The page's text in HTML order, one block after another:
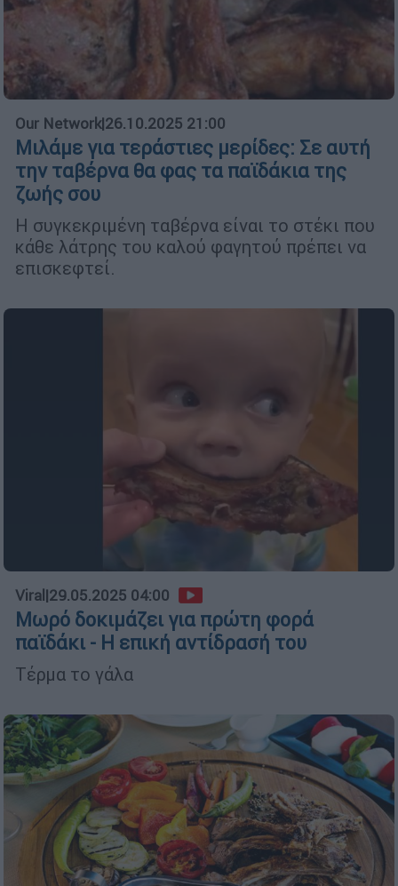
Our Network|26.10.2025 21:00
Μιλάμε για τεράστιες μερίδες: Σε αυτή
την ταβέρνα θα φας τα παϊδάκια της
ζωής σου
Η συγκεκριμένη ταβέρνα είναι το στέκι που
κάθε λάτρης του καλού φαγητού πρέπει να
επισκεφτεί.
Viral |29.05.2025 04:00
Μωρό δοκιμάζει για πρώτη φορά
παϊδάκι - Η επική αντίδρασή του
Τέρμα το γάλα